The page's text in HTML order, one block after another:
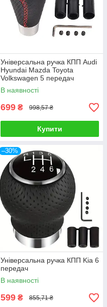
Універсальна ручка КПП Audi
Hyundai Mazda Toyota
Volkswagen 5 передач
В наявності
699 ₴ 998,57 ₴
Купити
–30%
Універсальна ручка КПП Kia 6
передач
В наявності
599 ₴ 855,71 ₴